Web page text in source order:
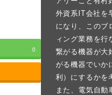
0
外資系IT会社を
になり、このブ
ィング業務を行
繋がる機器が大
がる機器でいか
利）にするかを
また、電気自動